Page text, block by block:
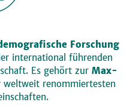
Forschung
international führenden
Es gehört zur Max-
weltweit renommiertesten